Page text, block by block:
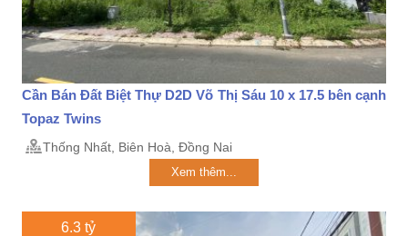
Cần Bán Đất Biệt Thự D2D Võ Thị Sáu 10 x 17.5 bên cạnh
Topaz Twins
Thống Nhất, Biên Hoà, Đồng Nai
Xem thêm...
6.3 tỷ